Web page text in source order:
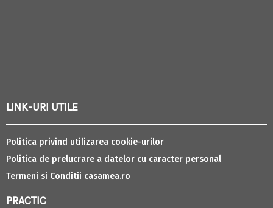
LINK-URI UTILE
Politica privind utilizarea cookie-urilor
Politica de prelucrare a datelor cu caracter personal
Termeni si Conditii casamea.ro
PRACTIC